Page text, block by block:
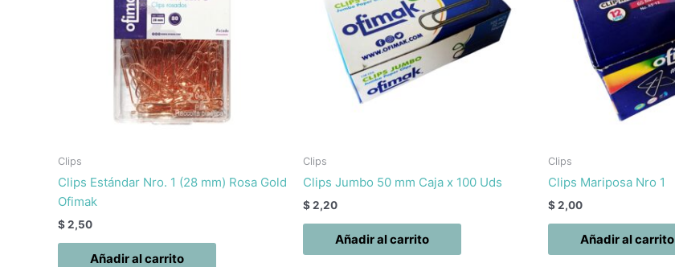
Clips
Clips Estándar Nro. 1 (28 mm) Rosa Gold
Ofimak
$2,50
Añadir al carrito
Clips
Clips Jumbo 50 mm Caja x 100 Uds
$2,20
Añadir al carrito
Clips
Clips Mariposa Nro 1
$2,00
Añadir al carrito